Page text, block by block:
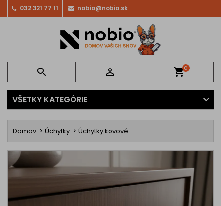
032 321 77 11 nobio@nobio.sk
  shopping_cart0
VŠETKY KATEGÓRIE
Domov Úchytky Úchytky kovové